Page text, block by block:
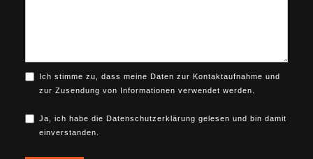
Ich stimme zu, dass meine Daten zur Kontaktaufnahme und
zur Zusendung von Informationen verwendet werden.
Ja, ich habe die Datenschutzerklärung gelesen und bin damit
einverstanden.